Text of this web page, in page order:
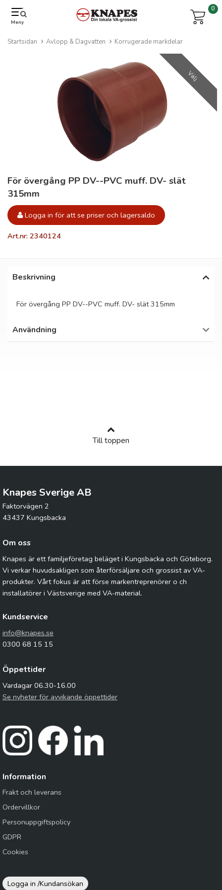
Meny
0
Startsidan Avlopp & Dagvatten Korrugerade markdelar
Välj
För övergång PP DV--PVC muff. DV- slät
315mm
Logga in för att se priser och lagersaldo
Art.nr: 2340124
Beskrivning
För övergång PP DV--PVC muff. DV- slät 315mm
Användning
Till toppen
Knapes Sverige AB
Faktorvägen 2
43437 Kungsbacka
Om oss
Knapes är ett familjeföretag beläget i Kungsbacka och Göteborg.
Vi verkar huvudsakligen som återförsäljare och grossist av VA-
produkter. Vårt fokus är att förse markentreprenörer o ch
installatörer i Västsverige med VA-material.
Kundservice
info@knapes.se
0300 68 15 15
Öppettider
Vardagar 06.30-16.00
Se nyheter för avvikande öppettider
Information
Frakt och leverans
Ordervillkor
Personuppgiftspolicy
GDPR
Cookies
Logga in /Kundansökan